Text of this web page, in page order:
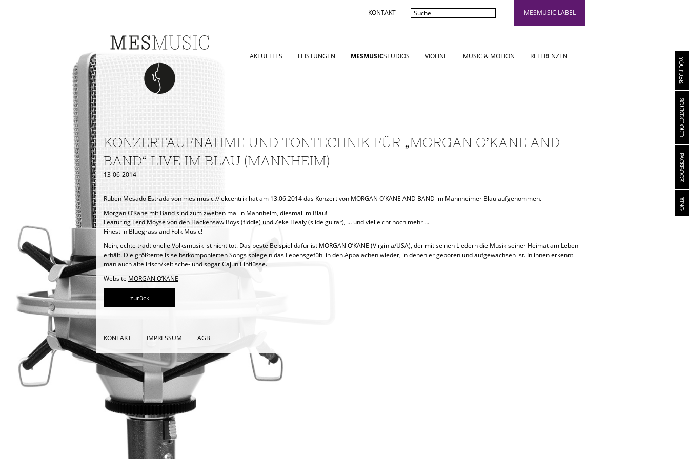
AKTUELLES LEISTUNGEN MESMUSICSTUDIOS VIOLINE MUSIC & MOTION REFERENZEN
KONTAKT MESMUSIC LABEL
KONZERTAUFNAHME UND TONTECHNIK FÜR „MORGAN O’KANE AND
BAND“ LIVE IM BLAU (MANNHEIM)
13-06-2014
Ruben Mesado Estrada von mes music // ekcentrik hat am 13.06.2014 das Konzert von MORGAN O’KANE AND BAND im Mannheimer Blau aufgenommen.
Morgan O’Kane mit Band sind zum zweiten mal in Mannheim, diesmal im Blau!
Featuring Ferd Moyse von den Hackensaw Boys (fiddle) und Zeke Healy (slide guitar), … und vielleicht noch mehr …
Finest in Bluegrass and Folk Music!
Nein, echte tradtionelle Volksmusik ist nicht tot. Das beste Beispiel dafür ist MORGAN O’KANE (Virginia/USA), der mit seinen Liedern die Musik seiner Heimat am Leben
erhält. Die größtenteils selbstkomponierten Songs spiegeln das Lebensgefühl in den Appalachen wieder, in denen er geboren und aufgewachsen ist. In ihnen erkennt
man auch alte irisch/keltische- und sogar Cajun Einflüsse.
Website MORGAN O’KANE
zurück
KONTAKT IMPRESSUM AGB